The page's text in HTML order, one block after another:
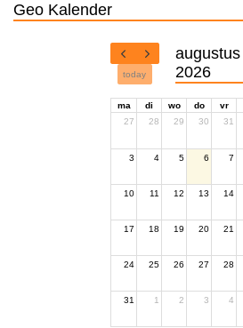
Geo Kalender
today
augustus
2026
ma di wo do vr
27
28 29 30 31
3 4 5 6 7
10 11 12 13 14
17 18 19 20 21
24 25 26 27 28
31 1 2 3 4